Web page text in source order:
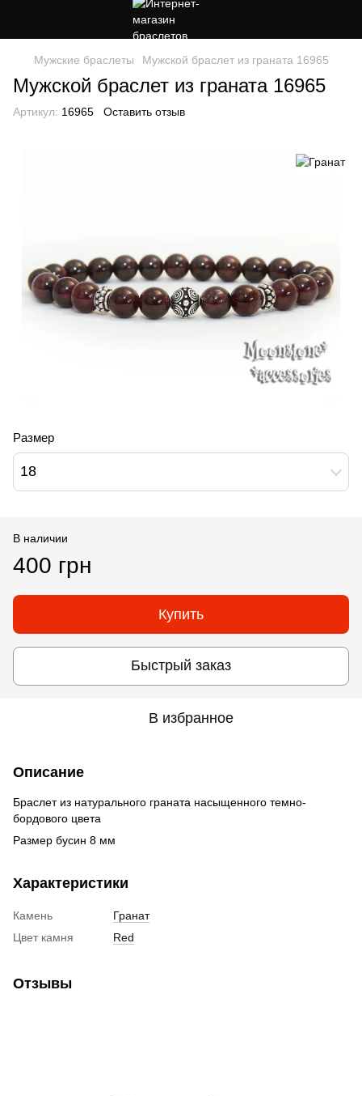
Мужские браслеты Мужской браслет из граната 16965
Мужской браслет из граната 16965
Артикул: 16965 Оставить отзыв
Размер
18
В наличии
400 грн
Купить
Быстрый заказ
В избранное
Описание
Браслет из натурального граната насыщенного темно-
бордового цвета
Размер бусин 8 мм
Характеристики
Камень
Гранат
Цвет камня
Red
Отзывы